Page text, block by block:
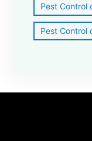
Pest Control
Pest Control